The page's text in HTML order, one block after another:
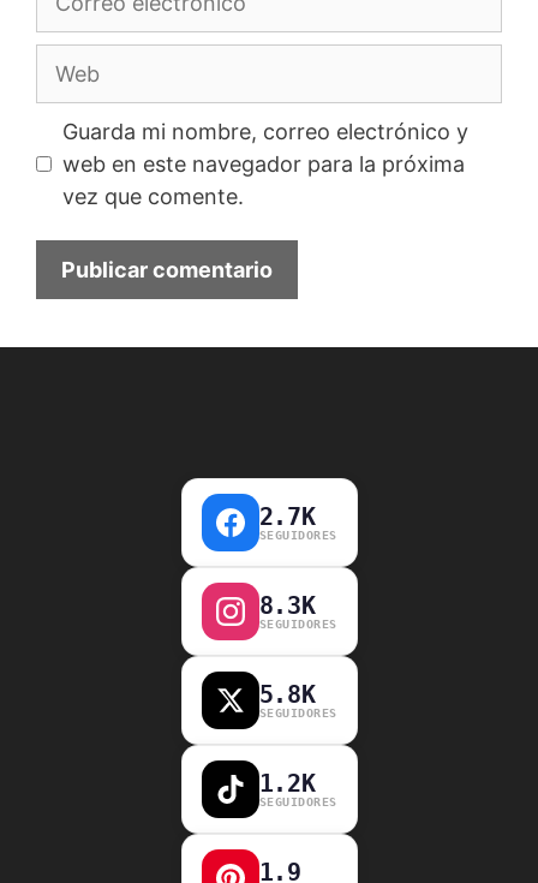
electrónico
Guarda mi nombre, correo electrónico y
web en este navegador para la próxima
vez que comente.
2.7K
SEGUIDORES
8.3K
SEGUIDORES
5.8K
SEGUIDORES
1.2K
SEGUIDORES
1.9